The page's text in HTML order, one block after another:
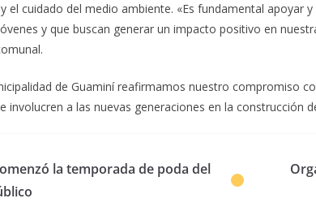
el cuidado del medio ambiente. «Es fundamental apoyar
y que buscan generar un impacto positivo en
de Guaminí reafirmamos nuestro compromiso
involucren a las nuevas generaciones en la construcción
la temporada de poda del